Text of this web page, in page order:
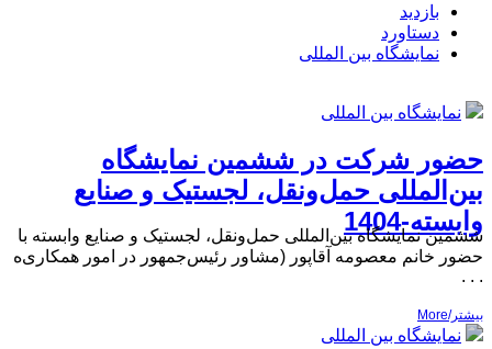
بازدید
دستاورد
نمایشگاه بین المللی
نمایشگاه بین المللی
حضور شرکت در ششمین نمایشگاه
بین‌المللی حمل‌ونقل، لجستیک و صنایع
وابسته-1404
ششمین نمایشگاه بین‌المللی حمل‌ونقل، لجستیک و صنایع وابسته با
حضور خانم معصومه آقاپور (مشاور رئیس‌جمهور در امور همکاری‌ه
. . .
بیشتر/More
نمایشگاه بین المللی